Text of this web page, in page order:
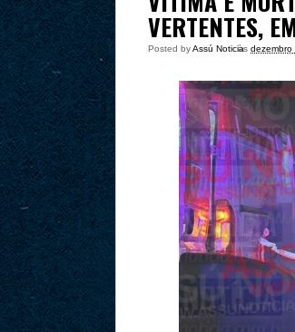
VERTENTES,
Posted byAssú Noticia
às